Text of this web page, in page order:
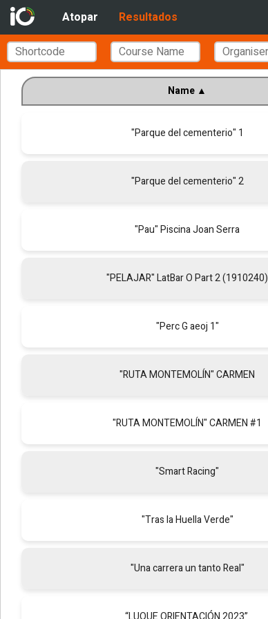
Atopar Resultados
Name ▲
"Parque del cementerio" 1
"Parque del cementerio" 2
"Pau" Piscina Joan Serra
"PELAJAR" LatBar O Part 2 (1910240)
"Perc G aeoj 1"
"RUTA MONTEMOLÍN" CARMEN
"RUTA MONTEMOLÍN" CARMEN #1
"Smart Racing"
"Tras la Huella Verde"
"Una carrera un tanto Real"